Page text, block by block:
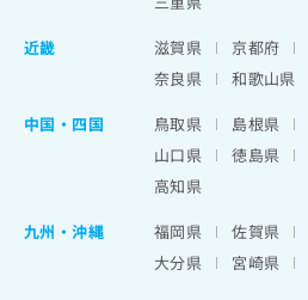
近畿
滋賀県 京都府
奈良県
和歌山県
中国・四国
鳥取県 島根県
山口県
徳島県
高知県
九州・沖縄
福岡県 佐賀県
大分県
宮崎県